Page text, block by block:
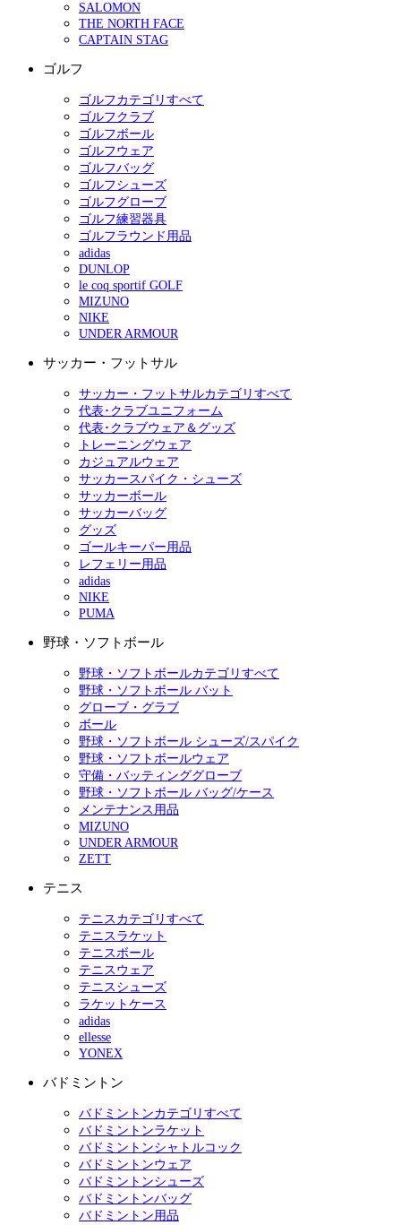
SALOMON
THE NORTH FACE
CAPTAIN STAG
ゴルフ
ゴルフカテゴリすべて
ゴルフクラブ
ゴルフボール
ゴルフウェア
ゴルフバッグ
ゴルフシューズ
ゴルフグローブ
ゴルフ練習器具
ゴルフラウンド用品
adidas
DUNLOP
le coq sportif GOLF
MIZUNO
NIKE
UNDER ARMOUR
サッカー・フットサル
サッカー・フットサルカテゴリすべて
代表･クラブユニフォーム
代表･クラブウェア＆グッズ
トレーニングウェア
カジュアルウェア
サッカースパイク・シューズ
サッカーボール
サッカーバッグ
グッズ
ゴールキーパー用品
レフェリー用品
adidas
NIKE
PUMA
野球・ソフトボール
野球・ソフトボールカテゴリすべて
野球・ソフトボール バット
グローブ・グラブ
ボール
野球・ソフトボール シューズ/スパイク
野球・ソフトボールウェア
守備・バッティンググローブ
野球・ソフトボール バッグ/ケース
メンテナンス用品
MIZUNO
UNDER ARMOUR
ZETT
テニス
テニスカテゴリすべて
テニスラケット
テニスボール
テニスウェア
テニスシューズ
ラケットケース
adidas
ellesse
YONEX
バドミントン
バドミントンカテゴリすべて
バドミントンラケット
バドミントンシャトルコック
バドミントンウェア
バドミントンシューズ
バドミントンバッグ
バドミントン用品